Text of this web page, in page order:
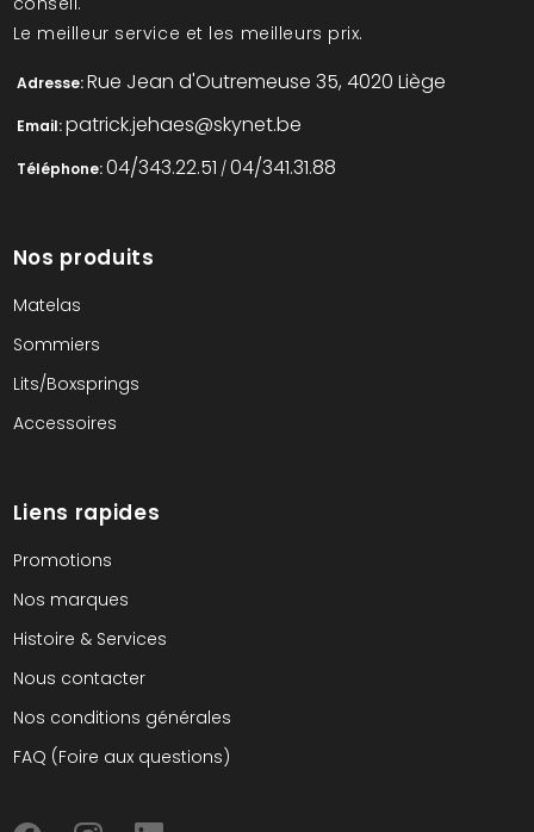
Le meilleur service et les meilleurs prix.
Adresse: Rue Jean d'Outremeuse 35, 4020 Liège
Email: patrick.jehaes@skynet.be
Téléphone: 04/343.22.51 /04/341.31.88
Nos produits
Matelas
Sommiers
Lits/Boxsprings
Accessoires
Liens rapides
Promotions
Nos marques
Histoire & Services
Nous contacter
Nos conditions générales
FAQ (Foire aux questions)